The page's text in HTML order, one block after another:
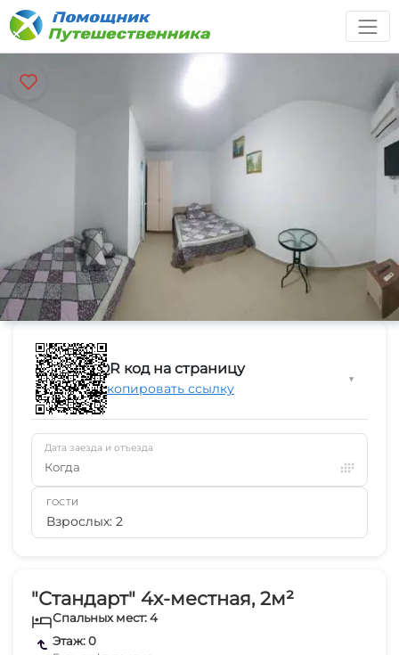
"Стандарт" 4х-местная, 2м²
Спальных мест: 4
Этаж: 0
QR код на страницу
Скопировать ссылку
▼
Дата заезда и отъезда
Когда
ГОСТИ
Взрослых: 2